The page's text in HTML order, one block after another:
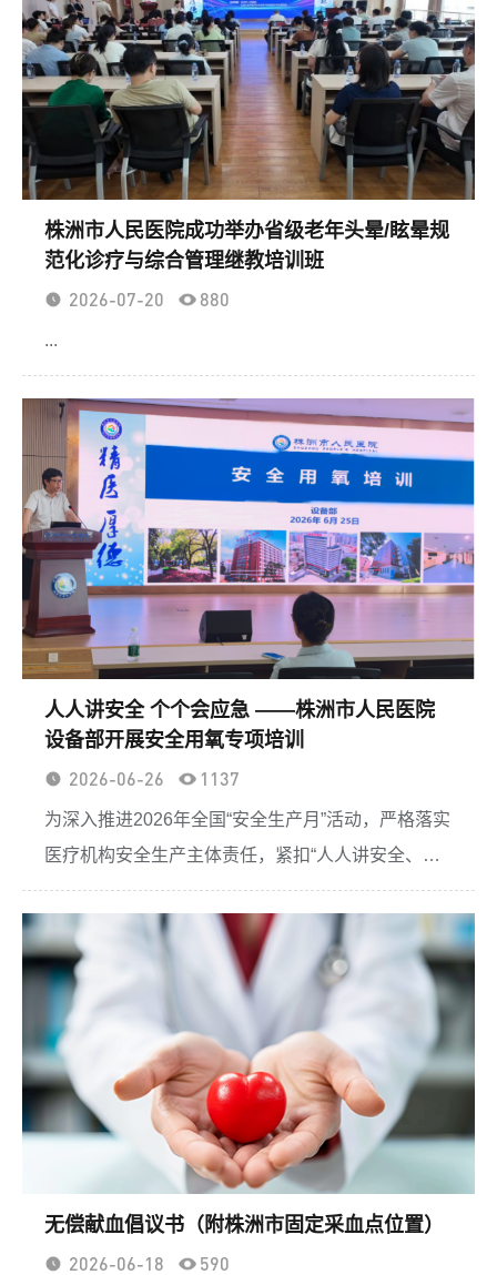
株洲市人民医院成功举办省级老年头晕/眩晕规
范化诊疗与综合管理继教培训班
2026-07-20 880
...
人人讲安全 个个会应急 ——株洲市人民医院
设备部开展安全用氧专项培训
2026-06-26 1137
为深入推进2026年全国“安全生产月”活动，严格落实
医疗机构安全生产主体责任，紧扣“人人讲安全、个
个会应急”主题，切实筑牢临床医用供氧安全防线，
有效防范化解医用氧气使用安全风险，6月25日，株
洲市人民...
无偿献血倡议书（附株洲市固定采血点位置）
2026-06-18 590